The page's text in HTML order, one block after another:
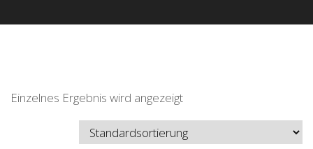
Einzelnes Ergebnis wird angezeigt